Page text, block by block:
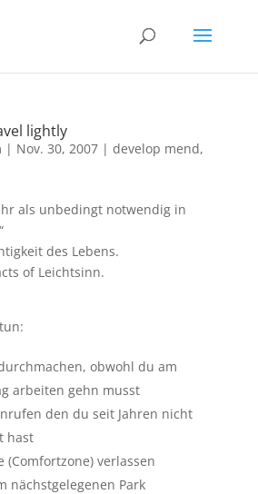
lightly
| Nov. 30, 2007| develop mend,
als unbedingt notwendig in
des Lebens.
of Leichtsinn.
obwohl du am
arbeiten gehn musst
den du seit Jahren nicht
hast
(Comfortzone) verlassen
nächstgelegenen Park